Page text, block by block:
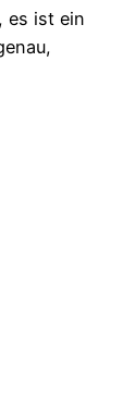
es ist ein